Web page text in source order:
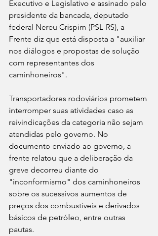
Executivo e Legislativo e assinado pelo
presidente da bancada, deputado
federal Nereu Crispim (PSL-RS), a
Frente diz que está disposta a "auxiliar
nos diálogos e propostas de solução
com representantes dos
caminhoneiros".
Transportadores rodoviários prometem
interromper suas atividades caso as
reivindicações da categoria não sejam
atendidas pelo governo. No
documento enviado ao governo, a
frente relatou que a deliberação da
greve decorreu diante do
"inconformismo" dos caminhoneiros
sobre os sucessivos aumentos de
preços dos combustíveis e derivados
básicos de petróleo, entre outras
pautas.